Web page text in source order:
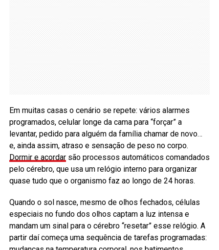
Em muitas casas o cenário se repete: vários alarmes
programados, celular longe da cama para “forçar” a
levantar, pedido para alguém da família chamar de novo…
e, ainda assim, atraso e sensação de peso no corpo.
Dormir e acordarsão processos automáticos comandados
pelo cérebro, que usa um relógio interno para organizar
quase tudo que o organismo faz ao longo de 24 horas.
Quando o sol nasce, mesmo de olhos fechados, células
especiais no fundo dos olhos captam a luz intensa e
mandam um sinal para o cérebro “resetar” esse relógio. A
partir daí começa uma sequência de tarefas programadas: